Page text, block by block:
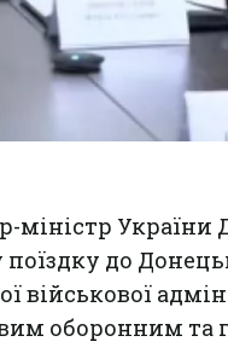
міністр
поїздку до
військової
оборонним та